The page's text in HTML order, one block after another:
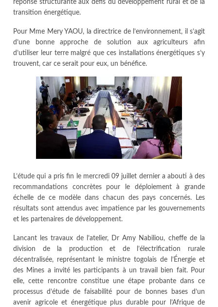
réponse structurante aux défis du développement rural et de la
transition énergétique.
Pour Mme Mery YAOU, la directrice de l’environnement, il s’agit
d’une bonne approche de solution aux agriculteurs afin
d’utiliser leur terre malgré que ces installations énergétiques s’y
trouvent, car ce serait pour eux, un bénéfice.
L’étude qui a pris fin le mercredi 09 juillet dernier a abouti à des
recommandations concrètes pour le déploiement à grande
échelle de ce modèle dans chacun des pays concernés. Les
résultats sont attendus avec impatience par les gouvernements
et les partenaires de développement.
Lancant les travaux de l’atelier, Dr Amy Nabiliou, cheffe de la
division de la production et de l’électrification rurale
décentralisée, représentant le ministre togolais de l’Énergie et
des Mines a invité les participants à un travail bien fait. Pour
elle, cette rencontre constitue une étape probante dans ce
processus d’étude de faisabilité pour de bonnes bases d’un
avenir agricole et énergétique plus durable pour l’Afrique de